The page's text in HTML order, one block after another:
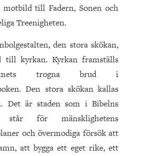
motbild till Fadern, Sonen och
Treenigheten.
den stora skökan,
till kyrkan. Kyrkan framställs
trogna brud i
Den stora skökan kallas
Det är staden som i Bibelns
för mänsklighetens
och övermodiga försök att
att bygga ett eget rike, ett